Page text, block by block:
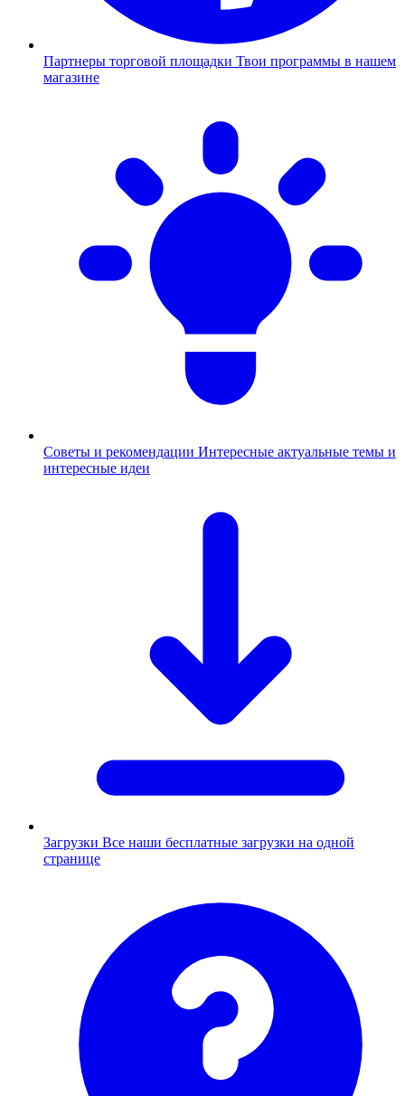
Партнеры торговой площадки Твои программы в нашем
магазине
Советы и рекомендации Интересные актуальные темы и
интересные идеи
Загрузки Все наши бесплатные загрузки на одной
странице